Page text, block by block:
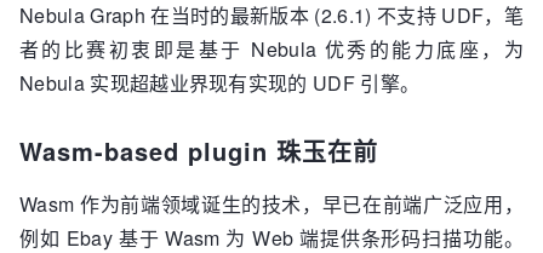
Nebula Graph 在当时的最新版本 (2.6.1) 不支持 UDF，笔
者的比赛初衷即是基于 Nebula 优秀的能力底座，为
Nebula 实现超越业界现有实现的 UDF 引擎。
Wasm-based plugin 珠玉在前
Wasm 作为前端领域诞生的技术，早已在前端广泛应用，
例如 Ebay 基于 Wasm 为 Web 端提供条形码扫描功能。